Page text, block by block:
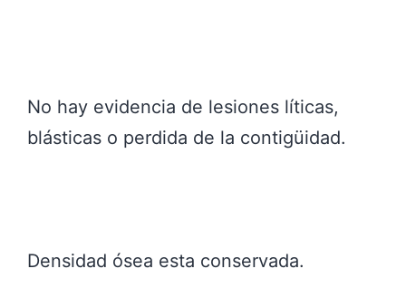
No hay evidencia de lesiones líticas,
blásticas o perdida de la contigüidad.
Densidad ósea esta conservada.